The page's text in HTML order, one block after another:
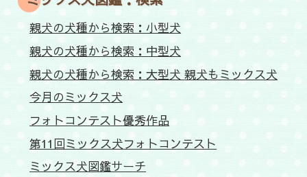
親犬の犬種から検索：小型犬
親犬の犬種から検索：中型犬
親犬の犬種から検索：大型犬 親犬もミックス犬
今月のミックス犬
フォトコンテスト優秀作品
第11回ミックス犬フォトコンテスト
ミックス犬図鑑サーチ